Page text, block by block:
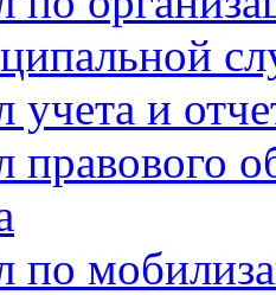
учета и
правового
по